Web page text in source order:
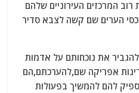
המרכזים העירוניים שלהם
הערים שם קשה לצבא סדיר
את נוכחותם על אדמות
אפריקה שם,להערכתם,הם
להם להמשיך בפעולות